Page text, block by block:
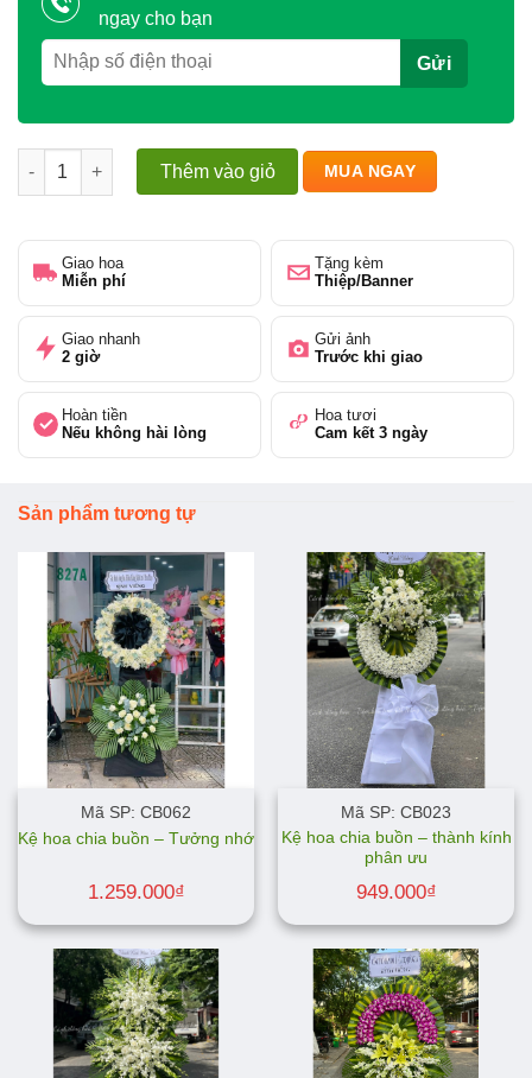
ngay cho bạn
Kệ hoa chia buồn - Ngày buồn số lượng
Thêm vào giỏ MUA NGAY
Giao hoa
Miễn phí
Tặng kèm
Thiệp/Banner
Giao nhanh
2 giờ
Gửi ảnh
Trước khi giao
Hoàn tiền
Nếu không hài lòng
Hoa tươi
Cam kết 3 ngày
Sản phẩm tương tự
Mã SP: CB062
Kệ hoa chia buồn – Tưởng nhớ
1.259.000₫
Mã SP: CB023
Kệ hoa chia buồn – thành kính
phân ưu
949.000₫